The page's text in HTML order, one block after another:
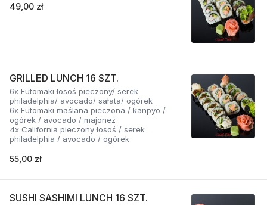
49,00 zł
GRILLED LUNCH 16 SZT.
6x Futomaki łosoś pieczony/ serek
philadelphia/ avocado/ sałata/ ogórek
6x Futomaki maślana pieczona / kanpyo /
ogórek / avocado / majonez
4x California pieczony łosoś / serek
philadelphia / avocado / ogórek
55,00 zł
SUSHI SASHIMI LUNCH 16 SZT.